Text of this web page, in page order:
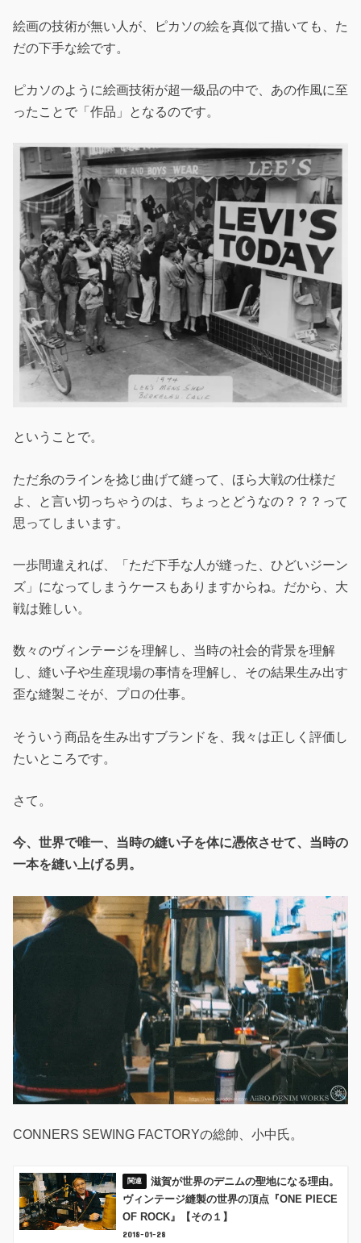
絵画の技術が無い人が、ピカソの絵を真似て描いても、た
だの下手な絵です。
ピカソのように絵画技術が超一級品の中で、あの作風に至
ったことで「作品」となるのです。
ということで。
ただ糸のラインを捻じ曲げて縫って、ほら大戦の仕様だ
よ、と言い切っちゃうのは、ちょっとどうなの？？？って
思ってしまいます。
一歩間違えれば、「ただ下手な人が縫った、ひどいジーン
ズ」になってしまうケースもありますからね。だから、大
戦は難しい。
数々のヴィンテージを理解し、当時の社会的背景を理解
し、縫い子や生産現場の事情を理解し、その結果生み出す
歪な縫製こそが、プロの仕事。
そういう商品を生み出すブランドを、我々は正しく評価し
たいところです。
さて。
今、世界で唯一、当時の縫い子を体に憑依させて、当時の
一本を縫い上げる男。
CONNERS SEWING FACTORYの総帥、小中氏。
滋賀が世界のデニムの聖地になる理由。
ヴィンテージ縫製の世界の頂点『ONE PIECE
OF ROCK』【その１】
2018-01-28